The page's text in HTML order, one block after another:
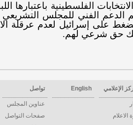
الفلسطينية باعتبارها
الدعم الفني للمجلس
على إسرائيل لعدم عرقلة
ذلك حق شرعي لهم.
الإعلامي
الاعلام
English تواصل
عناوين المجلس
صفحات التواصل